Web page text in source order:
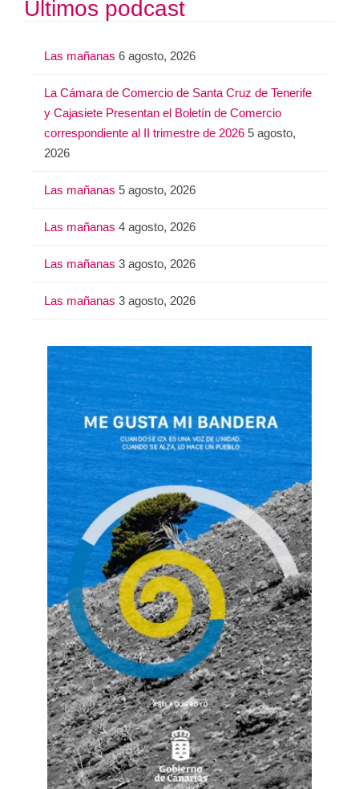
Últimos podcast
Las mañanas 6 agosto, 2026
La Cámara de Comercio de Santa Cruz de Tenerife
y Cajasiete Presentan el Boletín de Comercio
correspondiente al II trimestre de 2026 5 agosto,
2026
Las mañanas 5 agosto, 2026
Las mañanas 4 agosto, 2026
Las mañanas 3 agosto, 2026
Las mañanas 3 agosto, 2026